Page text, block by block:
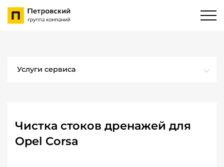
Услуги сервиса
Чистка стоков дренажей для
Opel Corsa